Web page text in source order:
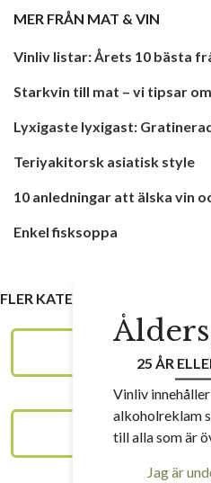
MER FRÅN MAT & VIN
Vinliv listar: Årets 10 bästa
Starkvin till mat – vi tipsar
Lyxigaste lyxigast:
Teriyakitorsk asiatisk style
10 anledningar att älska vin
Enkel fisksoppa
FLER KATEGORIER
25 ÅR
Vinliv innehåller
alkoholreklam
till alla som är
Jag är